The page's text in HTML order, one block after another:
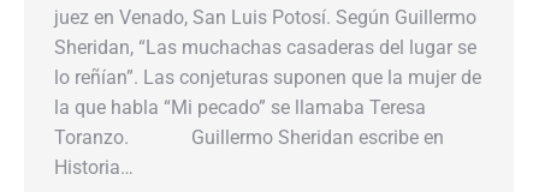
juez en Venado, San Luis Potosí. Según Guillermo
Sheridan, “Las muchachas casaderas del lugar se
lo reñían”. Las conjeturas suponen que la mujer de
la que habla “Mi pecado” se llamaba Teresa
Toranzo. Guillermo Sheridan escribe en
Historia…